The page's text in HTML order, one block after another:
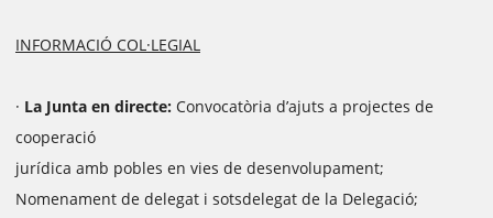
INFORMACIÓ COL·LEGIAL
· La Junta en directe: Convocatòria d’ajuts a projectes de
cooperació
jurídica amb pobles en vies de desenvolupament;
Nomenament de delegat i sotsdelegat de la Delegació;